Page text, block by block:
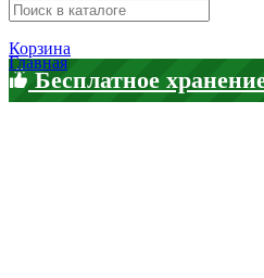
Корзина
Бесплатное
Главная